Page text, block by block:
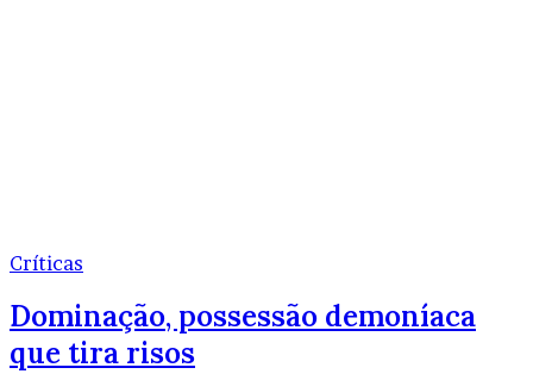
Críticas
Dominação, possessão demoníaca
que tira risos